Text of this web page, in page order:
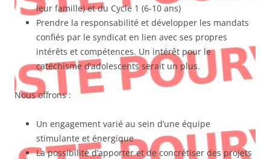
leur famille) et du Cycle 1 (6-10 ans)
Prendre la responsabilité et développer les mandats
confiés par le syndicat en lien avec ses propres
intérêts et compétences. Un intérêt pour le
catéchisme d’adolescents serait un plus.
Nous offrons :
Un engagement varié au sein d’une équipe
stimulante et énergique
La possibilité d’apporter et de concrétiser des projets